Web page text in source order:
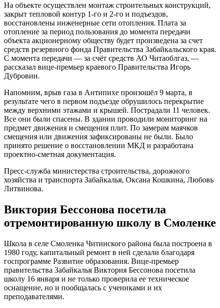
На объекте осуществлен монтаж строительных конструкций,
закрыт тепловой контур 1-го и 2-го и подъездов,
восстановлены инженерные сети отопления. Плата за
отопление за период пользования до момента передачи
объекта акционерному обществу будет произведена за счет
средств резервного фонда Правительства Забайкальского края.
С момента передачи — за счёт средств АО Читаоблгаз, —
рассказал вице-премьер краевого Правительства Игорь
Дубровин.
Напомним, врыв газа в Антипихе произошёл 9 марта, в
результате чего в первом подъезде обрушилось перекрытие
между верхними этажами и крышей. Пострадали 11 человек.
Все они были спасены. В здании проводили мониторинг на
предмет движения и смещения плит. По замерам маячков
смещения или движения зафиксированы не были. Было
принято решение о восстановлении МКД и разработана
проектно-сметная документация.
Пресс-служба министерства строительства, дорожного
хозяйства и транспорта Забайкалья, Оксана Кошкина, Любовь
Литвинова.
Виктория Бессонова посетила
отремонтированную школу в Смоленке
Школа в селе Смоленка Читинского района была построена в
1980 году, капитальный ремонт в ней сделали благодаря
госпрограмме Развитие образования. Вице-премьер
правительства Забайкалья Виктория Бессонова посетила
школу 16 января и не только проверила ее техническое
оснащение, но и пообщалась с учениками и их
преподавателями.